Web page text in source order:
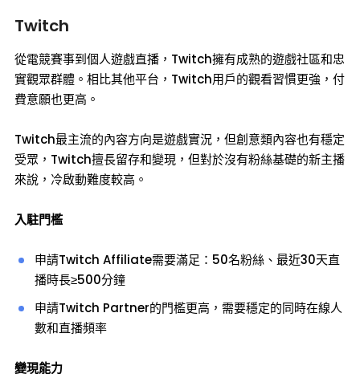
Twitch
從電競賽事到個人遊戲直播，Twitch擁有成熟的遊戲社區和忠
實觀眾群體。相比其他平台，Twitch用戶的觀看習慣更強，付
費意願也更高。
Twitch最主流的內容方向是遊戲實況，但創意類內容也有穩定
受眾，Twitch擅長留存和變現，但對於沒有粉絲基礎的新主播
來說，冷啟動難度較高。
入駐門檻
申請Twitch Affiliate需要滿足：50名粉絲、最近30天直
播時長≥500分鐘
申請Twitch Partner的門檻更高，需要穩定的同時在線人
數和直播頻率
變現能力